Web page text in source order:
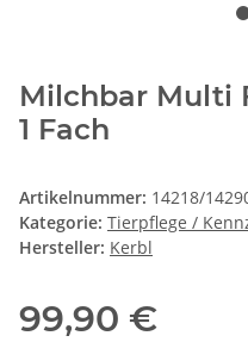
Milchbar Multi
1 Fach
Artikelnummer: 14218/
Kategorie: Tierpflege /
Hersteller: Kerbl
99,90 €